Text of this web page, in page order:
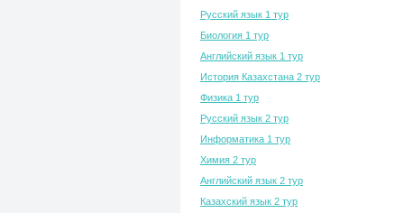
Русский язык 1 тур
Биология 1 тур
Английский язык 1 тур
История Казахстана 2 тур
Физика 1 тур
Русский язык 2 тур
Информатика 1 тур
Химия 2 тур
Английский язык 2 тур
Казахский язык 2 тур